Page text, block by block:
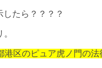
たら？？？？
区のピュア虎ノ門の法